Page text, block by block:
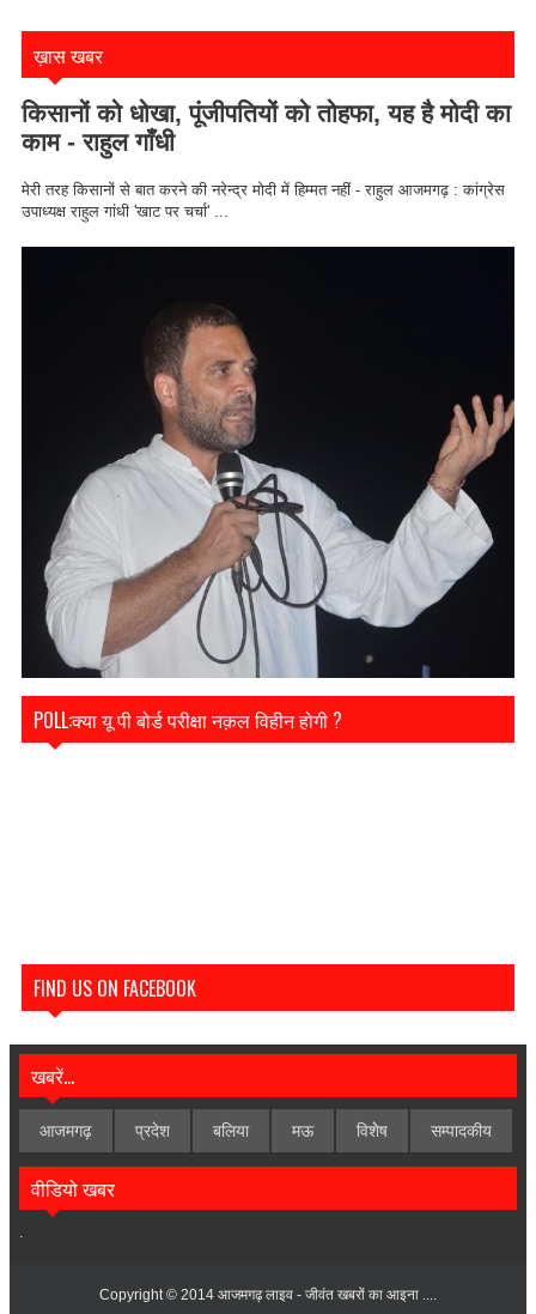
ख़ास खबर
किसानों को धोखा, पूंजीपतियों को तोहफा, यह है मोदी का
काम - राहुल गाँधी
मेरी तरह किसानों से बात करने की नरेन्द्र मोदी में हिम्मत नहीं - राहुल आजमगढ़ : कांग्रेस
उपाध्यक्ष राहुल गांधी 'खाट पर चर्चा' ...
POLL:क्या यू पी बोर्ड परीक्षा नक़ल विहीन होगी ?
FIND US ON FACEBOOK
खबरें...
आजमगढ़ प्रदेश बलिया मऊ विशेेष सम्पादकीय
वीडियो खबर
.
Copyright © 2014 आजमगढ़ लाइव - जीवंत खबरों का आइना ....